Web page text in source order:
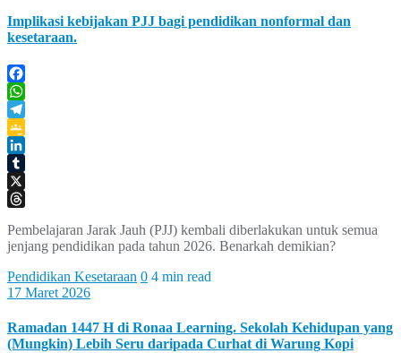
Implikasi kebijakan PJJ bagi pendidikan nonformal dan
kesetaraan.
Facebook
WhatsApp
Telegram
Google
Classroom
LinkedIn
Tumblr
X
Pembelajaran Jarak Jauh (PJJ) kembali diberlakukan untuk semua
jenjang pendidikan pada tahun 2026. Benarkah demikian?
Pendidikan Kesetaraan 0 4 min read
17 Maret 2026
Ramadan 1447 H di Ronaa Learning. Sekolah Kehidupan yang
(Mungkin) Lebih Seru daripada Curhat di Warung Kopi